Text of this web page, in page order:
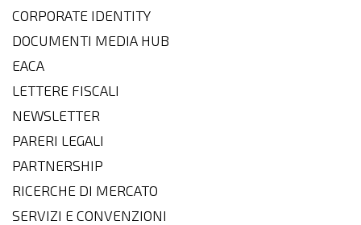
CORPORATE IDENTITY
DOCUMENTI MEDIA HUB
EACA
LETTERE FISCALI
NEWSLETTER
PARERI LEGALI
PARTNERSHIP
RICERCHE DI MERCATO
SERVIZI E CONVENZIONI